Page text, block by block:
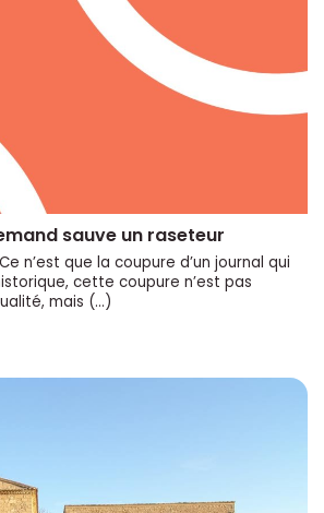
sauve un raseteur
n’est que la coupure d’un journal qui
cette coupure n’est pas
mais (…)